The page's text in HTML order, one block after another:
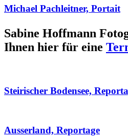
Michael Pachleitner, Portait
Sabine Hoffmann
Ihnen hier für eine
Steirischer Bodensee,
Ausserland, Reportage